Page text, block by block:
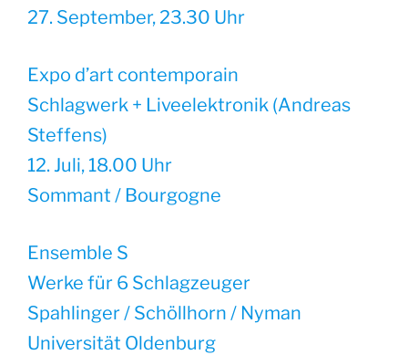
27. September, 23.30 Uhr
Expo d’art contemporain
Schlagwerk + Liveelektronik (Andreas
Steffens)
12. Juli, 18.00 Uhr
Sommant / Bourgogne
Ensemble S
Werke für 6 Schlagzeuger
Spahlinger / Schöllhorn / Nyman
Universität Oldenburg